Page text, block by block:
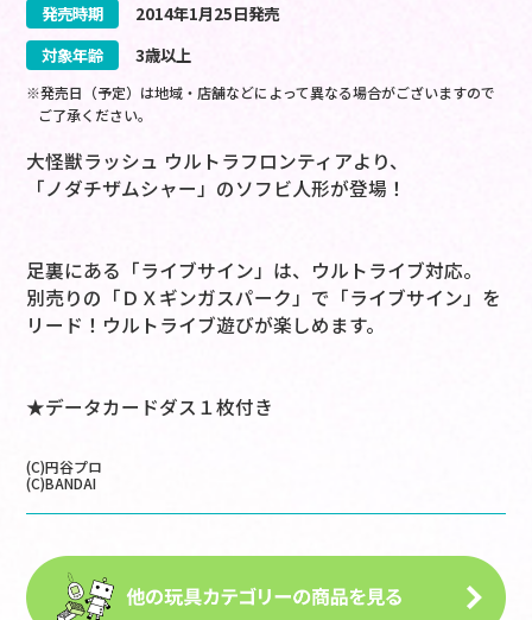
発売時期
2014年1月25日発売
対象年齢
3歳以上
※発売日（予定）は地域・店舗などによって異なる場合がございますので
ご了承ください。
大怪獣ラッシュ ウルトラフロンティアより、
「ノダチザムシャー」のソフビ人形が登場！
足裏にある「ライブサイン」は、ウルトライブ対応。
別売りの「ＤＸギンガスパーク」で「ライブサイン」を
リード！ウルトライブ遊びが楽しめます。
★データカードダス１枚付き
(C)円谷プロ
(C)BANDAI